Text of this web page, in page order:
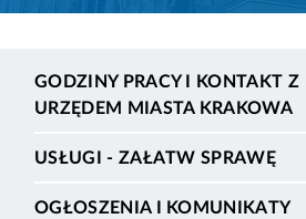
GODZINY PRACY I KONTAKT Z
URZĘDEM MIASTA KRAKOWA
USŁUGI - ZAŁATW SPRAWĘ
OGŁOSZENIA I KOMUNIKATY